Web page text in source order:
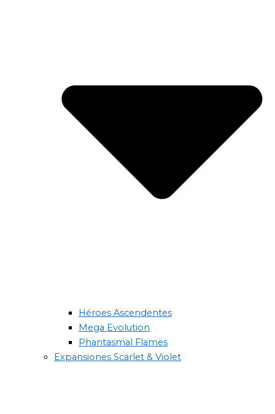
Héroes Ascendentes
Mega Evolution
Phantasmal Flames
Expansiones Scarlet & Violet